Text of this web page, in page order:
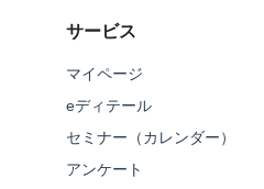
サービス
マイページ
eディテール
セミナー（カレンダー）
アンケート